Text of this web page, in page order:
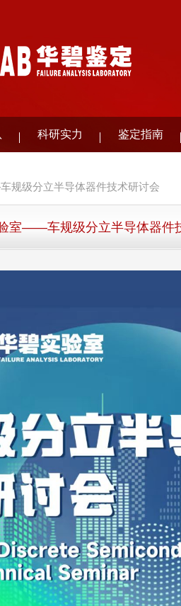
科研实力 鉴定指南
规级分立半导体器件技术研讨会
室——车规级分立半导体器件